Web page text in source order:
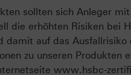
sollten sich Anleger
die erhöhten Risiken bei
damit auf das
zu unseren Produkten
www.hsbc-